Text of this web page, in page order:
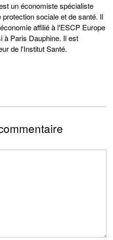
un économiste spécialiste
sociale et de santé. Il
affilié à l'ESCP Europe
à Paris Dauphine. Il est
de l'Institut Santé.